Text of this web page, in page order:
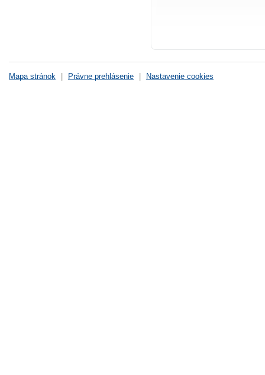
Mapa stránok Právne prehlásenie Nastavenie cookies